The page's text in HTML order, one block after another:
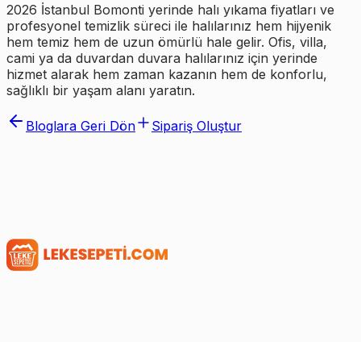
2026 İstanbul Bomonti yerinde halı yıkama fiyatları ve
profesyonel temizlik süreci ile halılarınız hem hijyenik
hem temiz hem de uzun ömürlü hale gelir. Ofis, villa,
cami ya da duvardan duvara halılarınız için yerinde
hizmet alarak hem zaman kazanın hem de konforlu,
sağlıklı bir yaşam alanı yaratın.
Bloglara Geri Dön Sipariş Oluştur